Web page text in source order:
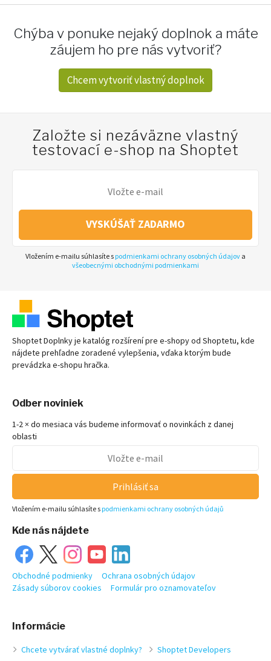
Chýba v ponuke nejaký doplnok a máte
záujem ho pre nás vytvoriť?
Chcem vytvoriť vlastný doplnok
Založte si nezáväzne vlastný
testovací e-shop na Shoptet
VYSKÚŠAŤ ZADARMO
Vložením e-mailu súhlasíte s podmienkami ochrany osobných údajov a
všeobecnými obchodnými podmienkami
Shoptet Doplnky je katalóg rozšírení pre e-shopyod Shoptetu, kde
nájdete prehľadne zoradené vylepšenia, vďaka ktorým bude
prevádzka e-shopu hračka.
Informácie
Chcete vytvárať vlastné doplnky?
Shoptet Developers
Odber noviniek
1-2 × do mesiaca vás budeme informovať o novinkách z danej
oblasti
Prihlásiť sa
Vložením e-mailu súhlasíte s podmienkami ochrany osobných údajů
Kde nás nájdete
Obchodné podmienky
Ochrana osobných údajov
Zásady súborov cookies
Formulár pro oznamovateľov